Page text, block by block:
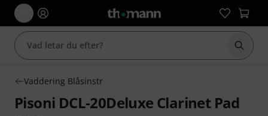
Börja
Vaddering Blåsinstr
Pisoni DCL-20Deluxe Clarinet Pad